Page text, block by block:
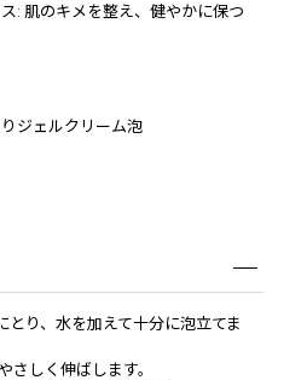
: 肌のキメを整え、健やかに保つ
ジェルクリーム泡
とり、水を加えて十分に泡立てま
さしく伸ばします。